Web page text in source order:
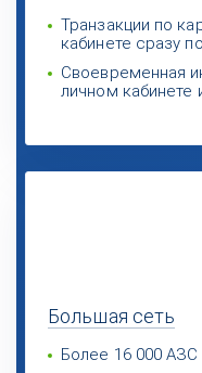
Транзакции по
кабинете сразу
Своевременная
личном
Большая сеть
Более 16 000